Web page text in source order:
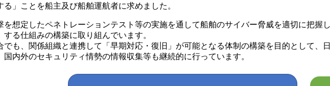
」ことを船主及び船舶運航者に求めました。
想定したペネトレーションテスト等の実施を通して船舶のサイバー脅威を適切に把握
る仕組みの構築に取り組んでいます。
でも、関係組織と連携して「早期対応・復旧」が可能となる体制の構築を目的として、
内外のセキュリティ情勢の情報収集等も継続的に行っています。